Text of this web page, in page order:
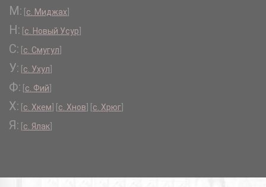
М: с. Миджах
Н: с. Новый Усур
С: с. Смугул
У: с. Ухул
Ф: с. Фий
Х: с. Хкем с. Хнов с. Хрюг
Я: с. Ялак